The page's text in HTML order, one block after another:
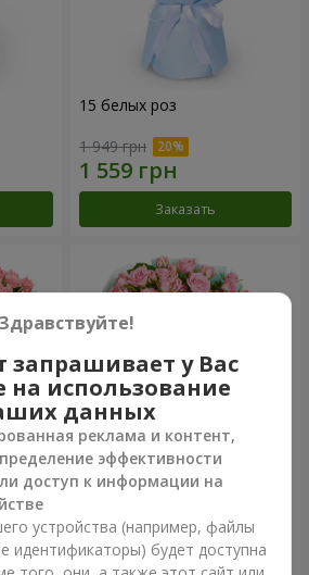
15 белых роз
1 949 грн
Заказать
Композиция "Баллада о
маме"
2 249 грн
Здравствуйте!
запрашивает у Вас
на использование
данных
реклама и контент,
эффективности
доступ к информации на
устройства (например, файлы
идентификаторы) будет доступна